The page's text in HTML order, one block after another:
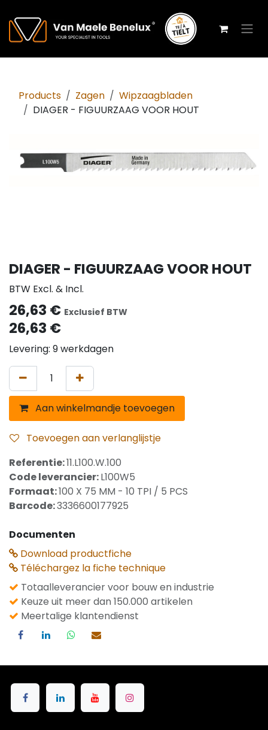
Products Zagen
Wipzaagbladen
DIAGER - FIGUURZAAG VOOR HOUT
DIAGER - FIGUURZAAG VOOR HOUT
BTW Excl. & Incl.
26,63 € Exclusief BTW
26,63 €
Levering: 9 werkdagen
Aan winkelmandje toevoegen
Toevoegen aan verlanglijstje
Referentie:11.L100.W.100
Code leverancier:L100W5
Formaat:100 X 75 MM - 10 TPI / 5 PCS
Barcode:3336600177925
Documenten
Download productfiche
Téléchargez la fiche technique
Totaalleverancier voor bouw en industrie
Keuze uit meer dan 150.000 artikelen
Meertalige klantendienst